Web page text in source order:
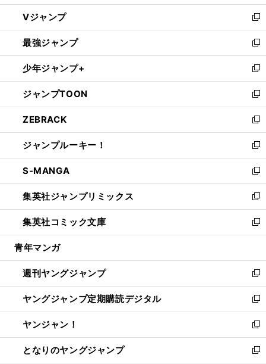
ウ
ィ
ン
ド
ウ
で
開
く
し
い
ウ
ィ
ン
ド
ウ
で
開
く
Vジャンプ
新
し
い
ウ
ィ
ン
ド
ウ
で
開
く
最強ジャンプ
新
し
い
ウ
ィ
ン
ド
ウ
で
開
く
少年ジャンプ+
新
し
い
ウ
ィ
ン
ド
ウ
で
開
く
ジャンプTOON
新
し
い
ウ
ィ
ン
ド
ウ
で
開
く
ZEBRACK
新
し
い
ウ
ィ
ン
ド
ウ
で
開
ジャンプルーキー！
新
し
い
ウ
ィ
ン
ド
ウ
開
く
S-MANGA
新
し
い
ウ
ィ
ン
ウ
で
開
く
集英社ジャンプリミックス
新
し
い
ウ
ン
ド
ウ
で
開
く
集英社コミック文庫
新
し
ウ
ィ
ン
ド
ウ
で
開
く
青年マンガ
週刊ヤングジャンプ
新
し
い
ウ
ィ
ン
ド
ヤングジャンプ定期購読デジタル
新
し
い
ウ
ィ
ヤンジャン！
新
し
い
となりのヤングジャンプ
新